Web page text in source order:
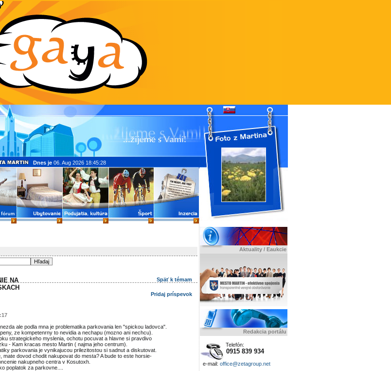
Aktuality / Eaukcie
Redakcia portálu
Telefón:
0915 839 934
e-mail: office@zetagroup.net
Dnes je 06. Aug 2026 18:45:28
NA
Späť k témam
Pridaj príspevok
ale podla mna je problematika parkovania len "spickou ladovca".
ze kompetenrny to nevidia a nechapu (mozno ani nechcu).
strategickeho myslenia, ochotu pocuvat a hlavne si pravdivo
- Kam kracas mesto Martin ( najma jeho centrum).
parkovania je vynikajucou prilezitostou si sadnut a diskutovat.
mate dovod chodit nakupovat do mesta? A bude to este horsie-
nakupneho centra v Kosutoxh.
poplatok za parkovne....